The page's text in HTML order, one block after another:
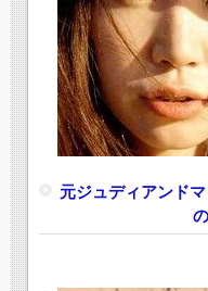
元ジュディアンド